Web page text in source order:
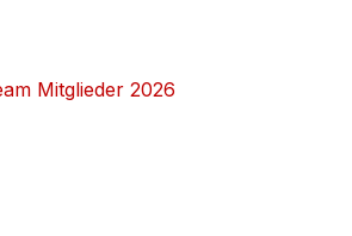
Mitglieder 2026